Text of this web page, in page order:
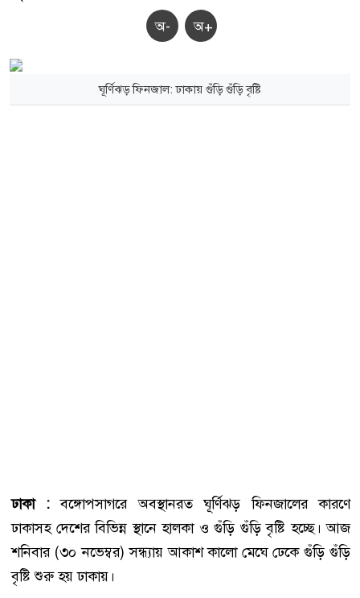
অ- অ+
ঘূর্ণিঝড় ফিনজাল: ঢাকায় গুঁড়ি গুঁড়ি বৃষ্টি
ঢাকা :বঙ্গোপসাগরে অবস্থানরত ঘূর্ণিঝড় ফিনজালের কারণে
ঢাকাসহ দেশের বিভিন্ন স্থানে হালকা ও গুঁড়ি গুঁড়ি বৃষ্টি হচ্ছে। আজ
শনিবার (৩০ নভেম্বর) সন্ধ্যায় আকাশ কালো মেঘে ঢেকে গুঁড়ি গুঁড়ি
বৃষ্টি শুরু হয় ঢাকায়।